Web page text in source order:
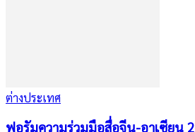
ต่างประเทศ
ฟอรัมความร่วมมือสื่อจีน-อาเซียน